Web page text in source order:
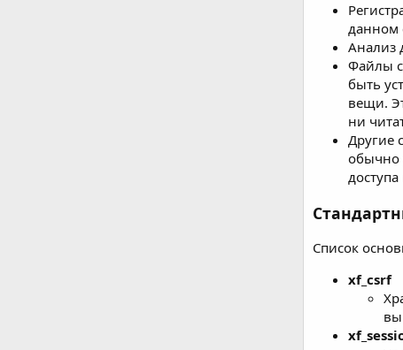
данном
Анализ
Файлы
быть
вещи.
ни
Другие
обычно
Список
xf_csrf